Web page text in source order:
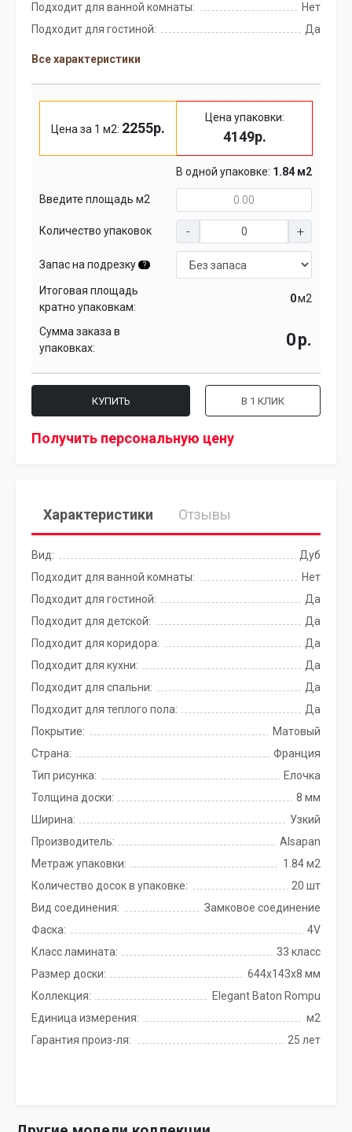
Подходит для ванной комнаты:
Нет
Подходит для гостиной:
Да
Все характеристики
Цена за 1 м2: 2255р.
Цена упаковки:
4149р.
В одной упаковке: 1.84 м2
Введите площадь м2
Количество упаковок
Запас на подрезку ?
Итоговая площадь
кратно упаковкам:
м2
Сумма заказа в
упаковках:
р.
КУПИТЬ В 1 КЛИК
Получить персональную цену
Характеристики Отзывы
Вид:
Дуб
Подходит для ванной комнаты:
Нет
Подходит для гостиной:
Да
Подходит для детской:
Да
Подходит для коридора:
Да
Подходит для кухни:
Да
Подходит для спальни:
Да
Подходит для теплого пола:
Да
Покрытие:
Матовый
Страна:
Франция
Тип рисунка:
Елочка
Толщина доски:
8 мм
Ширина:
Узкий
Производитель:
Alsapan
Метраж упаковки:
1.84 м2
Количество досок в упаковке:
20 шт
Вид соединения:
Замковое соединение
Фаска:
4V
Класс ламината:
33 класс
Размер доски:
644x143x8 мм
Коллекция:
Elegant Baton Rompu
Единица измерения:
м2
Гарантия произ-ля:
25 лет